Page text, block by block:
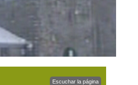
Escuchar la página